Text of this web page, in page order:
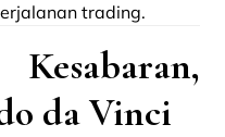
trading.
da Vinci